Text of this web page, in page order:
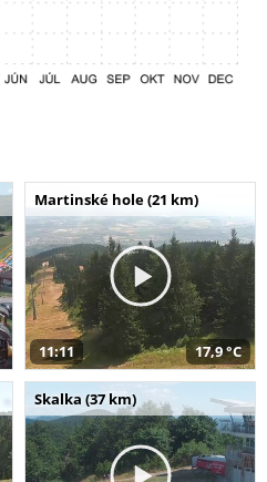
Martinské hole (21 km)
11:11 17,9 °C
Skalka (37 km)